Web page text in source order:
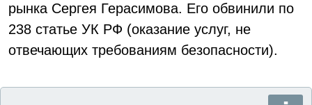
рынка Сергея Герасимова. Его обвинили по
238 статье УК РФ (оказание услуг, не
отвечающих требованиям безопасности).